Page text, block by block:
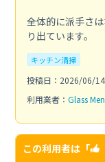
全体的に派手さ
り出ています。
キッチン清掃
投稿日：2026/06/14
利用業者： Glass Men
この利用者は「